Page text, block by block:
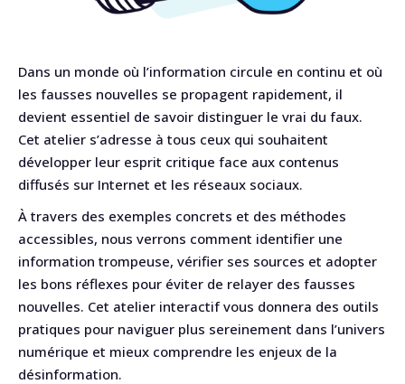
Dans un monde où l’information circule en continu et où
les fausses nouvelles se propagent rapidement, il
devient essentiel de savoir distinguer le vrai du faux.
Cet atelier s’adresse à tous ceux qui souhaitent
développer leur esprit critique face aux contenus
diffusés sur Internet et les réseaux sociaux.
À travers des exemples concrets et des méthodes
accessibles, nous verrons comment identifier une
information trompeuse, vérifier ses sources et adopter
les bons réflexes pour éviter de relayer des fausses
nouvelles. Cet atelier interactif vous donnera des outils
pratiques pour naviguer plus sereinement dans l’univers
numérique et mieux comprendre les enjeux de la
désinformation.